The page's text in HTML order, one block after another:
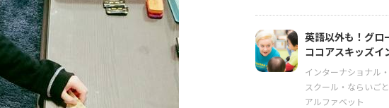
英語以外も！グロ
ココアスキッズイ
インターナショナル
スクール・ならいご
アルファベット